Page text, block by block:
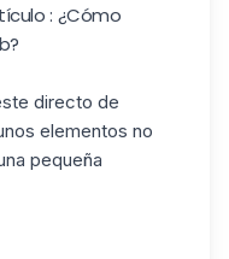
: ¿Cómo
directo de
elementos no
pequeña